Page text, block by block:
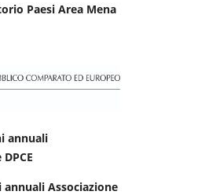
Paesi Area Mena
annuali
annuali Associazione